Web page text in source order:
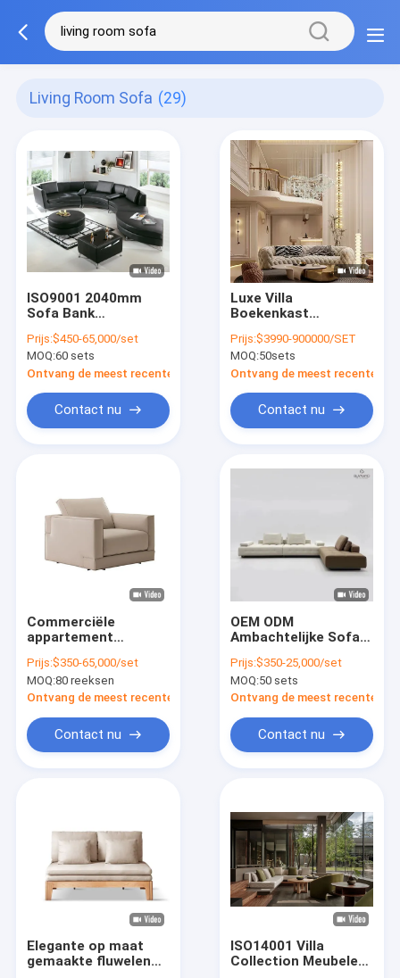
Living Room Sofa (29)
ISO9001 2040mm
Sofa Bank
Slaapkamer Zachte
Sofaset Woonkamer
Prijs:$450-65,000/set
MOQ:60 sets
Ontvang de meest recente Prijs
Contact nu
Luxe Villa
Boekenkast
Relaxbank Hoekbank
1200mm Spiegel
Prijs:$3990-900000/SET
MOQ:50sets
Ontvang de meest recente
Contact nu
Commerciële
appartement
commerciële club
zachte bank
meubilair kussen
Prijs:$350-65,000/set
MOQ:80 reeksen
Ontvang de meest recente Prijs
Contact nu
OEM ODM
Ambachtelijke Sofa
Sofa Meubelsets
Prijs:$350-25,000/set
MOQ:50 sets
Ontvang de meest recente
Contact nu
Elegante op maat
gemaakte fluwelen
ISO14001 Villa
Collection Meubelen